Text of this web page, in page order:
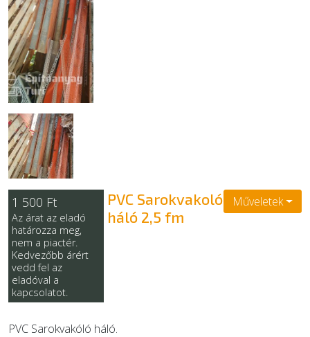
SZERSZÁM, ALKATRÉSZ
KERTI ÉPÍTŐANYAG
EGYÉB
SZOLGÁLTATÓK
1 500 Ft
Az árat az eladó
határozza meg,
nem a piactér.
Kedvezőbb árért
vedd fel az
eladóval a
kapcsolatot.
PVC Sarokvakoló
háló 2,5 fm
Műveletek
PVC Sarokvakóló háló.